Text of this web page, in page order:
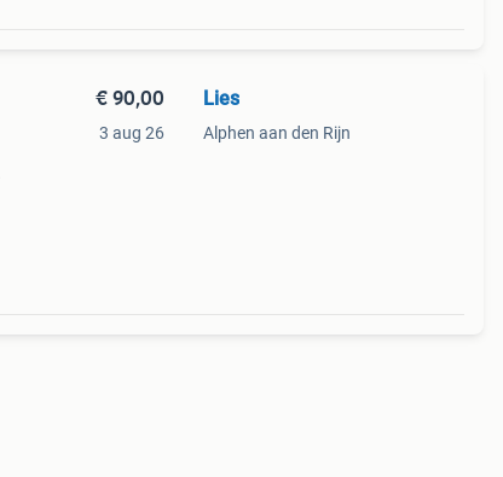
€ 90,00
3 aug 26
Lies
Alphen aan den Rijn